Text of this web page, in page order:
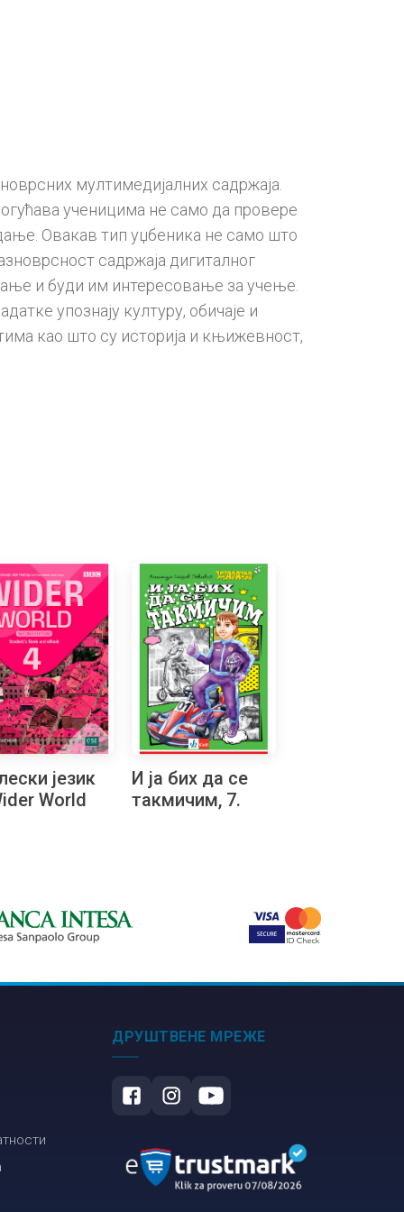
мултимедијалних садржаја.
ученицима не само да провере
Овакав тип уџбеника не само што
садржаја дигиталног
и буди им интересовање за учење.
упознају културу, обичаје и
као што су историја и књижевност,
језик
World
И ја бих да се
такмичим, 7.
ДРУШТВЕНЕ МРЕЖЕ